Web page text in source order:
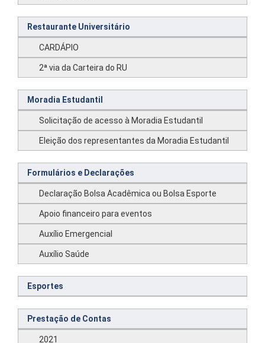
Restaurante Universitário
CARDÁPIO
2ª via da Carteira do RU
Moradia Estudantil
Solicitação de acesso à Moradia Estudantil
Eleição dos representantes da Moradia Estudantil
Formulários e Declarações
Declaração Bolsa Acadêmica ou Bolsa Esporte
Apoio financeiro para eventos
Auxílio Emergencial
Auxílio Saúde
Esportes
Prestação de Contas
2021